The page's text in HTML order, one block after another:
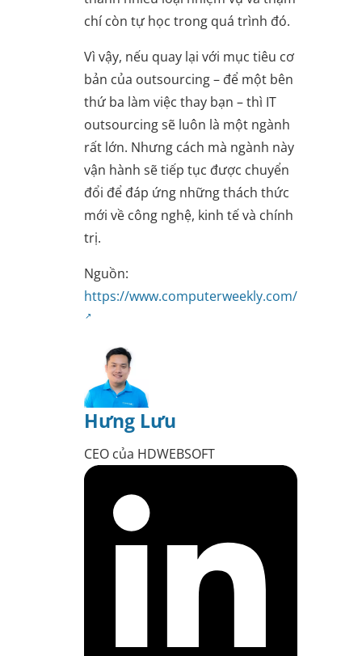
chí còn tự học trong quá trình đó.
Vì vậy, nếu quay lại với mục tiêu cơ
bản của outsourcing – để một bên
thứ ba làm việc thay bạn – thì IT
outsourcing sẽ luôn là một ngành
rất lớn. Nhưng cách mà ngành này
vận hành sẽ tiếp tục được chuyển
đổi để đáp ứng những thách thức
mới về công nghệ, kinh tế và chính
trị.
Nguồn:
https://www.computerweekly.com/
Hưng Lưu
CEO của HDWEBSOFT